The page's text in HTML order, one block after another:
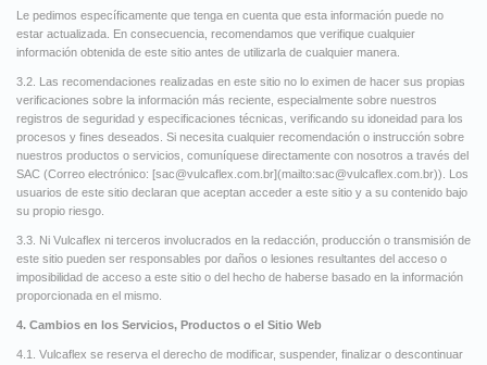
Le pedimos específicamente que tenga en cuenta que esta información puede no
estar actualizada. En consecuencia, recomendamos que verifique cualquier
información obtenida de este sitio antes de utilizarla de cualquier manera.
3.2. Las recomendaciones realizadas en este sitio no lo eximen de hacer sus propias
verificaciones sobre la información más reciente, especialmente sobre nuestros
registros de seguridad y especificaciones técnicas, verificando su idoneidad para los
procesos y fines deseados. Si necesita cualquier recomendación o instrucción sobre
nuestros productos o servicios, comuníquese directamente con nosotros a través del
SAC (Correo electrónico: [sac@vulcaflex.com.br](mailto:sac@vulcaflex.com.br)). Los
usuarios de este sitio declaran que aceptan acceder a este sitio y a su contenido bajo
su propio riesgo.
3.3. Ni Vulcaflex ni terceros involucrados en la redacción, producción o transmisión de
este sitio pueden ser responsables por daños o lesiones resultantes del acceso o
imposibilidad de acceso a este sitio o del hecho de haberse basado en la información
proporcionada en el mismo.
4. Cambios en los Servicios, Productos o el Sitio Web
4.1. Vulcaflex se reserva el derecho de modificar, suspender, finalizar o descontinuar